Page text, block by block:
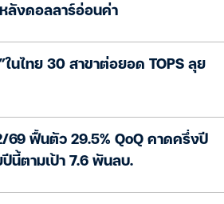
ลังดอลลาร์อ่อนค่า
ไทย 30 สาขาต่อยอด TOPS ลุย
69 ฟื้นตัว 29.5% QoQ คาดครึ่งปี
นี้ตามเป้า 7.6 พันลบ.